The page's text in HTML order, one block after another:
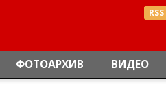
RSS
ФОТОАРХИВ ВИДЕО